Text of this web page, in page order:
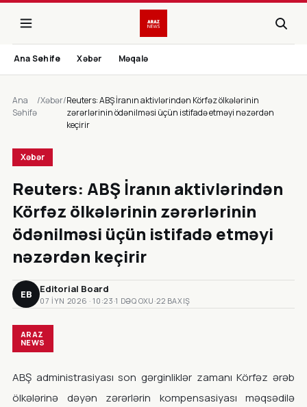
Ana Sehife Xəbər Məqalə
Ana
Səhifə
/Xəbər/Reuters: ABŞ İranın aktivlərindən Körfəz ölkələrinin
zərərlərinin ödənilməsi üçün istifadə etməyi nəzərdən
keçirir
Xəbər
Reuters: ABŞ İranın aktivlərindən
Körfəz ölkələrinin zərərlərinin
ödənilməsi üçün istifadə etməyi
nəzərdən keçirir
EB Editorial Board
07 IYN 2026 · 10:23 ·1 DƏQ OXU ·22 BAXIŞ
ARAZ
NEWS
ABŞ administrasiyası son gərginliklər zamanı Körfəz ərəb
ölkələrinə dəyən zərərlərin kompensasiyası məqsədilə